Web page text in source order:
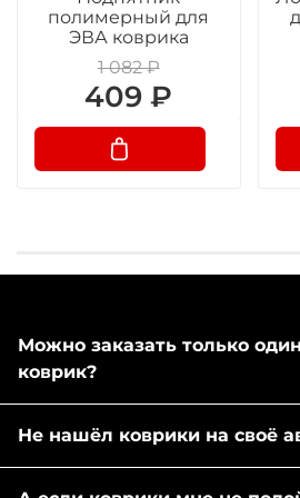
полимерный для
ЭВА коврика
1 082 ₽
409 ₽
Можно заказать только
коврик?
комплекта. Напишите
удобный вам мессенджер:
Не нашёл коврики на своё